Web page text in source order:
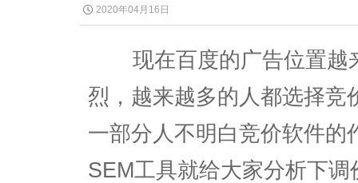
2020年04月16日
现在百度的广告位置越
烈，越来越多的人都选择竞
一部分人不明白竞价软件的
SEM工具就给大家分析下